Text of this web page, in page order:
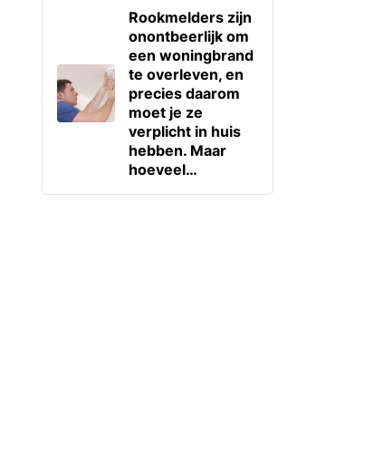
Rookmelders zijn
onontbeerlijk om
een woningbrand
te overleven, en
precies daarom
moet je ze
verplicht in huis
hebben. Maar
hoeveel…